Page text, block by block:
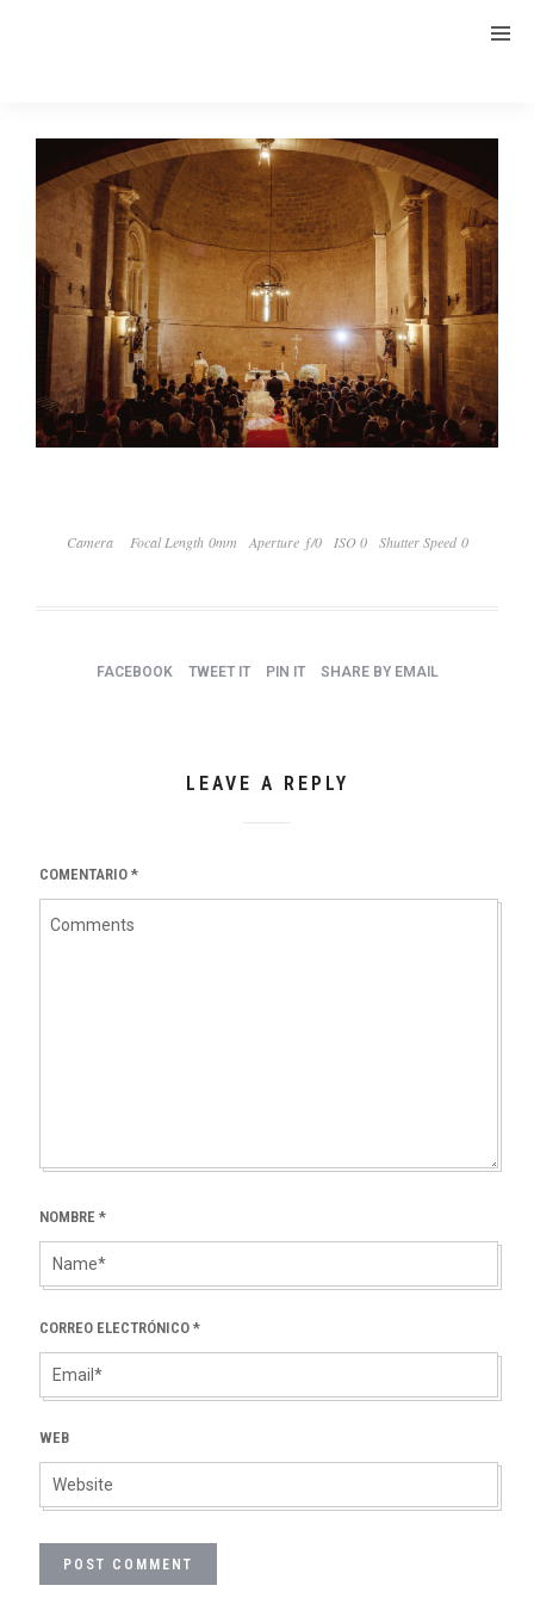
Camera Focal Length 0mm Aperture ƒ/0 ISO 0 Shutter Speed 0
FACEBOOK TWEET IT PIN IT SHARE BY EMAIL
LEAVE A REPLY
COMENTARIO *
NOMBRE *
CORREO ELECTRÓNICO *
WEB